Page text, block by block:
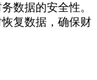
数据的安全性。
复数据，确保财